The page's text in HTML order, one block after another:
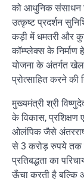
को आधुनिक संसाधन
उत्कृष्ट प्रदर्शन
कड़ी में धमतरी और
कॉम्प्लेक्स के निर्माण
योजना के अंतर्गत खेल
प्रोत्साहित करने की
मुख्यमंत्री श्री
के विकास, प्रशिक्षण
ओलंपिक जैसे
से 3 करोड़ रुपये तक
प्रतिबद्धता का
ऊँचा करती है बल्कि